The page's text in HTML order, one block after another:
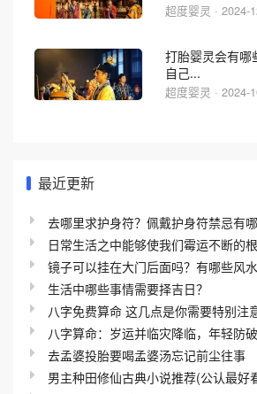
超度婴灵 · 2024-
打胎婴灵会有哪
自己...
超度婴灵 · 2024-
最近更新
去哪里求护身符？佩戴护身符禁忌有哪
日常生活之中能够使我们霉运不断的
镜子可以挂在大门后面吗？有哪些风水
生活中哪些事情需要择吉日？
八字免费算命 这几点是你需要特别注
八字算命：岁运并临灾降临，年轻防
去孟婆投胎要喝孟婆汤忘记前尘往事
男主种田修仙古典小说推荐(公认最好